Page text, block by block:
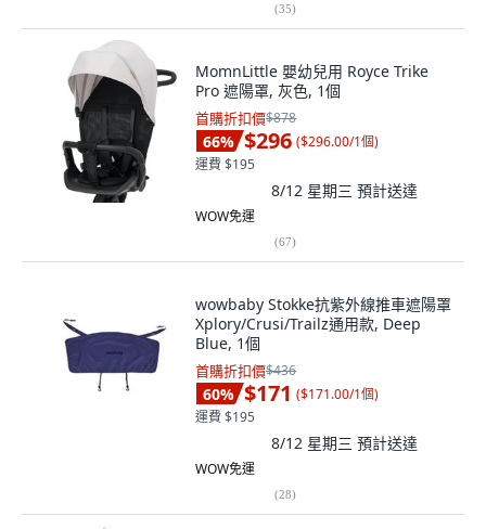
(35)
MomnLittle 嬰幼兒用 Royce Trike
Pro 遮陽罩, 灰色, 1個
首購折扣價$878
66% $296 ($296.00/1個)
運費 $195
8/12 星期三 預計送達
WOW免運
(67)
wowbaby Stokke抗紫外線推車遮陽罩
Xplory/Crusi/Trailz通用款, Deep
Blue, 1個
首購折扣價$436
60% $171 ($171.00/1個)
運費 $195
8/12 星期三 預計送達
WOW免運
(28)